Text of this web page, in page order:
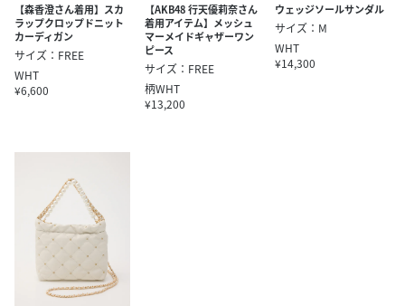
【森香澄さん着用】スカ
ラップクロップドニット
カーディガン
サイズ：FREE
WHT
¥6,600
【AKB48 行天優莉奈さん
着用アイテム】メッシュ
マーメイドギャザーワン
ピース
サイズ：FREE
柄WHT
¥13,200
ウェッジソールサンダル
サイズ：M
WHT
¥14,300